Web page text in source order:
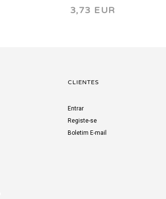
3,73 EUR
CLIENTES
Entrar
Registe-se
Boletim E-mail